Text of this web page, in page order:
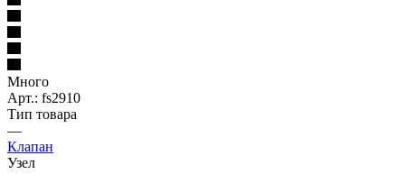
Много
Арт.: fs2910
Тип товара
—
Клапан
Узел